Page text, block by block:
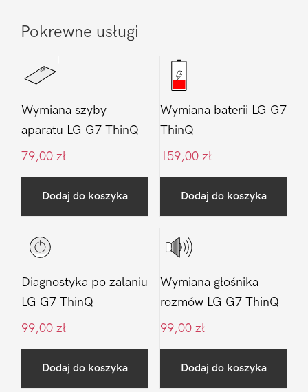
Pokrewne usługi
Wymiana szyby
aparatu LG G7 ThinQ
79,00 zł
Dodaj do koszyka
Wymiana baterii LG G7
ThinQ
159,00 zł
Dodaj do koszyka
Diagnostyka po zalaniu
LG G7 ThinQ
99,00 zł
Dodaj do koszyka
Wymiana głośnika
rozmów LG G7 ThinQ
99,00 zł
Dodaj do koszyka